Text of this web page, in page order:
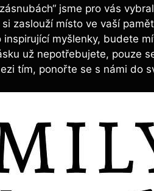
jsme pro vás
zaslouží místo ve vaší
myšlenky, budete
už nepotřebujete, pouze
tím, ponořte se s námi do